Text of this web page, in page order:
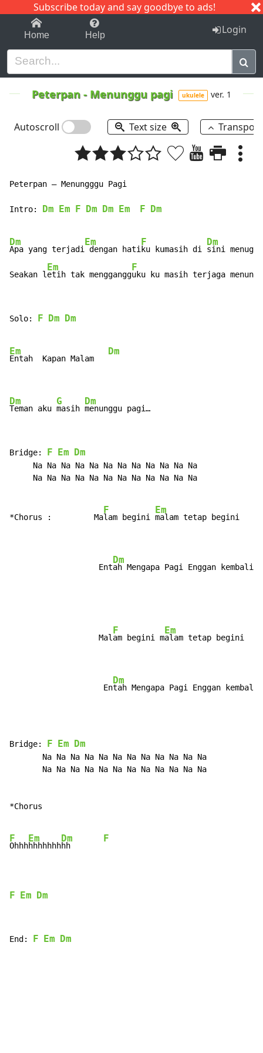
Subscribe today and say goodbye to ads!
1-9 C I J
Home Help Login
Peterpan - Menunggu pagi ukulele ver. 1
Autoscroll Text size
Peterpan – Menungggu Pagi
Intro: Dm Em F Dm Dm Em F Dm
Dm
Apa yang terjadi
Em
dengan hati
F
ku kumasih di
Dm
sini menuggu
Seakan l
Em
etih tak menggangg
F
uku ku masih terjaga
Solo: F Dm Dm
Em
Entah  Kapan Malam
Dm
Dm
Teman aku
G
masih
Dm
menunggu pagi…
Bridge: F Em Dm
     Na Na Na Na Na Na Na Na Na Na Na Na
     Na Na Na Na Na Na Na Na Na Na Na Na
*Chorus :         Ma
F
lam begini
Em
malam tetap begini
                   Ent
Dm
ah Mengapa Pagi Enggan kembali
                   Mal
F
am begini m
Em
alam tetap begini
                    En
Dm
tah Mengapa Pagi Enggan kembali
Bridge: F Em Dm
       Na Na Na Na Na Na Na Na Na Na Na Na
       Na Na Na Na Na Na Na Na Na Na Na Na
*Chorus
F
Ohhh
Em
hhhhhhh
Dm
hh
F
F Em Dm
End: F Em Dm